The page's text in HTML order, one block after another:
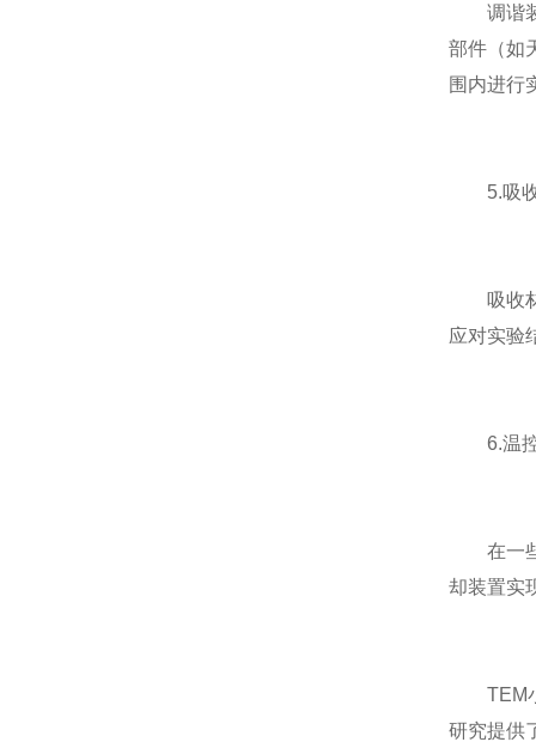
调谐装
部件（如
围内进行
5.吸收
吸收材
应对实验
6.温控
在一些
却装置实
TEM小
研究提供